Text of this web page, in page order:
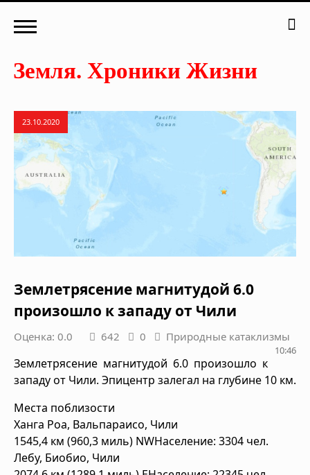
23.10.2020
Землетрясение магнитудой 6.0
произошло к западу от Чили
Оценка: 0.0 642 0 Природные катаклизмы
10:46
Землетрясение магнитудой 6.0 произошло к
западу от Чили. Эпицентр залегал на глубине 10 км.
Места поблизости
Ханга Роа, Вальпараисо, Чили
1545,4 км (960,3 миль) NWНаселение: 3304 чел.
Лебу, Биобио, Чили